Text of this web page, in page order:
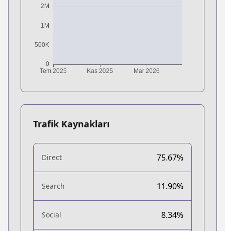
Trafik Kaynakları
Direct 75.67%
Search 11.90%
Social 8.34%